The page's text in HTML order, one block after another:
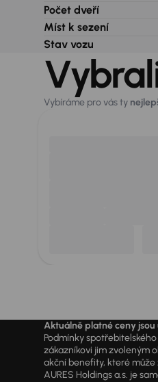
Počet dveří
Míst k sezení
Stav vozu
Vybíráme pro vás ty
Aktuálně platné ceny
Podmínky
zákazníkovi jim zvoleným
akční benefity, které může
AURES Holdings a.s. je